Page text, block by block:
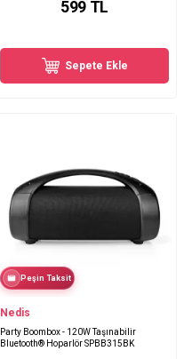
599 TL
Sepete Ekle
Peşin Taksit
Nedis
Party Boombox - 120W Taşınabilir
Bluetooth® Hoparlör SPBB315BK